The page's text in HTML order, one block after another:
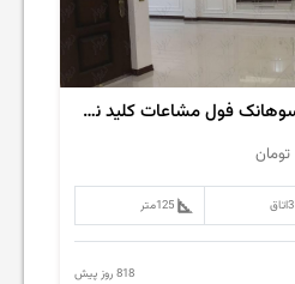
خرید آپارتمان 125 متر سوهانک فول مشاعات کلید نخورده
تومان
3اتاق 125متر
818 روز پیش